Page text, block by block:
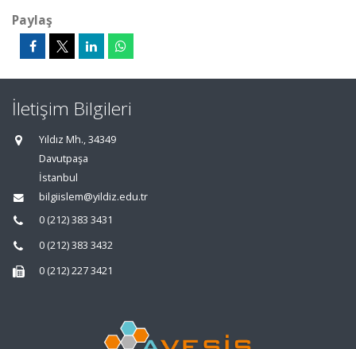
Paylaş
İletişim Bilgileri
Yıldız Mh., 34349
Davutpaşa
İstanbul
bilgiislem@yildiz.edu.tr
0 (212) 383 3431
0 (212) 383 3432
0 (212) 227 3421